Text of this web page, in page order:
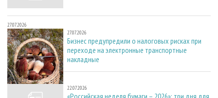
27.07.2026
27.07.2026
Бизнес предупредили о налоговых рисках при
переходе на электронные транспортные
накладные
22.07.2026
22.07.2026